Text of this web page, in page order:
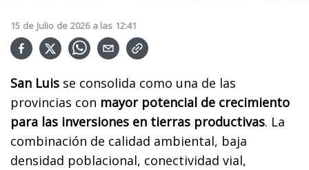
15 de Julio de 2026 a las 12:41
San Luis se consolida como una de las
provincias con mayor potencial de crecimiento
para las inversiones en tierras productivas. La
combinación de calidad ambiental, baja
densidad poblacional, conectividad vial,